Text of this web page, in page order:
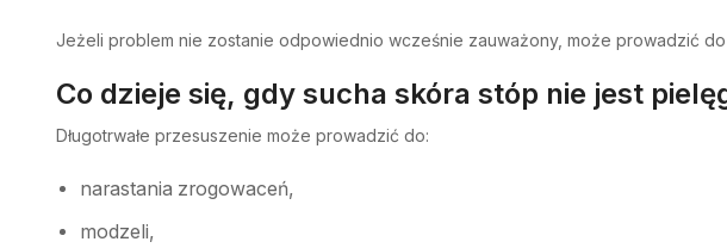
Jeżeli problem nie zostanie odpowiednio wcześnie zauważony, może prowadzić
Co dzieje się, gdy sucha skóra stóp nie jest
Długotrwałe przesuszenie może prowadzić do:
narastania zrogowaceń,
modzeli,